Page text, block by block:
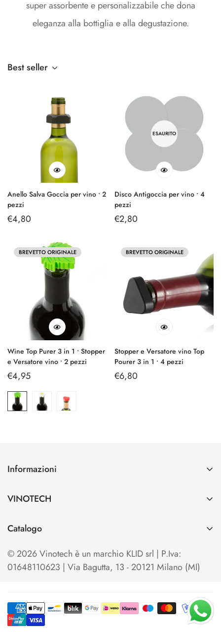
super assorbente e personalizzabile che dona
eleganza alla bottiglia e alla degustazione.
Best seller
Anello Salva Goccia per vino • 2
pezzi
Prezzo
€4,80
ESAURITO
Disco Antigoccia per vino • 4
pezzi
Prezzo
€2,80
BREVETTO ORIGINALE
Wine Top Purer 3 in 1 • Stopper
e Versatore vino • 2 pezzi
Prezzo
regolare
€4,95
BREVETTO ORIGINALE
Stopper e Versatore vino Top
Pourer 3 in 1 • 4 pezzi
Prezzo
€6,80
Informazioni
Spedizioni e Pagamenti
Cerca
Termini e condizioni di Vendita
Privacy Policy
Your Privacy Choices
VINOTECH
Vinotech B2B
Blog
Catalogo
TO OPEN
TO SERVE & STORE
TO COOL
© 2026 Vinotech è un marchio KLID srl | P.Iva:
01648110623 | Via Bagutta, 13 - 20121 Milano (MI)